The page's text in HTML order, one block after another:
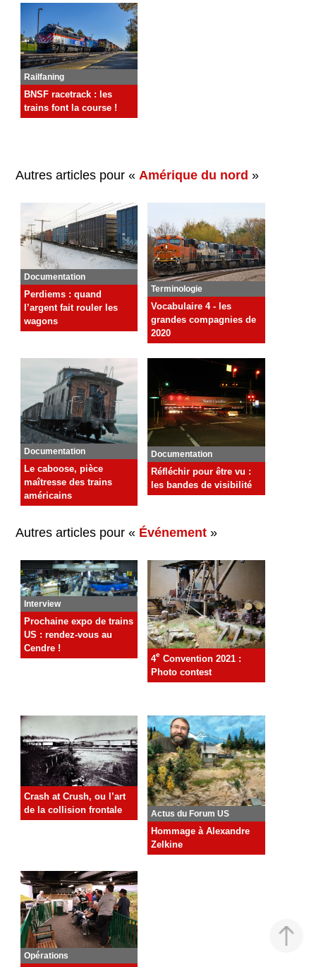
Railfaning
BNSF racetrack : les
trains font la course !
Autres articles pour « Amérique du nord »
Documentation
Perdiems : quand
l’argent fait rouler les
wagons
Terminologie
Vocabulaire 4 - les
grandes compagnies de
2020
Documentation
Le caboose, pièce
maîtresse des trains
américains
Documentation
Réfléchir pour être vu :
les bandes de visibilité
Autres articles pour « Événement »
Interview
Prochaine expo de trains
US : rendez-vous au
Cendre !
4e Convention 2021 :
Photo contest
Crash at Crush, ou l’art
de la collision frontale
Actus du Forum US
Hommage à Alexandre
Zelkine
Opérations